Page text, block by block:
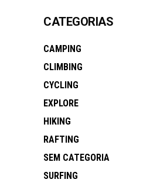
CATEGORIAS
CAMPING
CLIMBING
CYCLING
EXPLORE
HIKING
RAFTING
SEM CATEGORIA
SURFING